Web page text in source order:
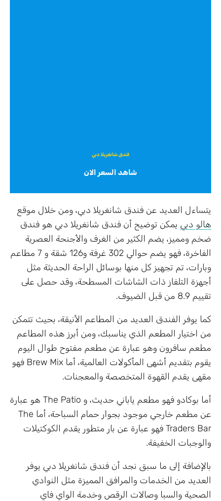
فندق شانغريلا دبي
شاهد السعر الان
يتساءل العديد عن فندق شانغريلا دبي، ومن خلال موقع
هالو دبي يمكن توضيح أن فندق شانغريلا دبي هو فندق
ضخم ومميز، يضم الكثير من الغرف والأجنحة العصرية
الفاخرة، فهو يضم حوالي 302 غرفة و126 شقة و 7 مطاعم
وبارات، تم تجهيز كل منها بوسائل الراحة الحديثة مثل
أجهزة التلفاز ذات الشاشات المسطحة، وقد حصل على
تقييم 8.9 من قبل الضيوف.
كما يوفر الفندق العديد من المطاعم الأنيقة، بحيث تتمكن
من اختيار المطعم الذي يناسبك، ومن أبرز هذه المطاعم
مطعم سافرون وهو عبارة عن مطعم مفتوح طوال اليوم
يقوم بتقديم أشهى المأكولات العالمية، أما Brew Mix فهو
مقهى يقدم القهوة المتخصصة والمعجنات.
أما بوكادو فهو مطعم ياباني حديث، و The Patio هو عبارة
عن مطعم خارجي موجود بجوار حمام السباحة، أما The
Traders Bar فهو عبارة عن بار متطور يقدم الكوكتيلات
والوجبات الخفيفة.
بالإضافة إلى ما سبق نجد أن فندق شانغريلا دبي يوفر
العديد من الخدمات والمرافق المميزة مثل النوادي
الصحية والسبا وصالات الرقص وخدمة الواي فاي